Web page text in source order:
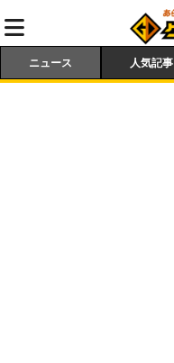
ニュース 人気記事